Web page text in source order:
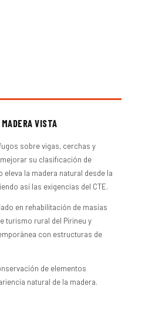
VISTA
sobre vigas, cerchas y
su clasificación de
la madera natural desde la
así las exigencias del CTE.
en rehabilitación de masías
turismo rural del Pirineu y
con estructuras de
de elementos
natural de la madera.